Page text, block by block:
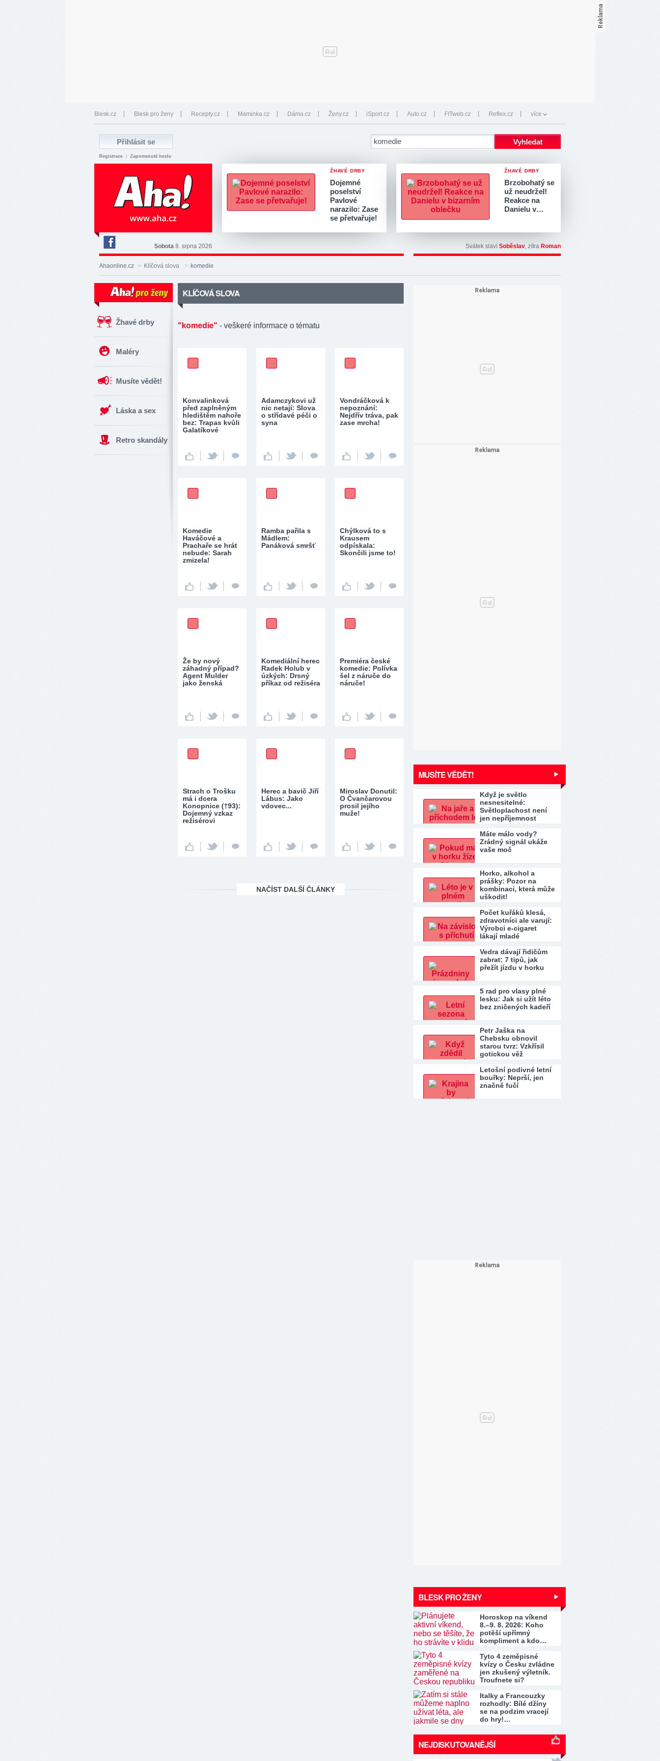
Blesk.cz Blesk pro ženy Recepty.cz Maminka.cz Dáma.cz Ženy.cz iSport.cz Auto.cz FITweb.cz Reflex.cz více
Registrace Zapomenuté heslo
ŽHAVÉ DRBY
Dojemné
poselství
Pavlové
narazilo: Zase
se přetvařuje!
ŽHAVÉ DRBY
Brzobohatý se
už neudržel!
Reakce na
Danielu v…
Deník
Aha!
na
Sobota 8. srpna 2026 Svátek slaví Soběslav, zítra Roman
Ahaonline.cz > Klíčová slova > komedie
Žhavé drby
Maléry
Musíte vědět!
Láska a sex
Retro skandály
KLÍČOVÁ SLOVA
"komedie" - veškeré informace o tématu
Konvalinková
před zaplněným
hledištěm nahoře
bez: Trapas kvůli
Galatíkové
Adamczykovi už
nic netají: Slova
o střídavé péči o
syna
Vondráčková k
nepoznání:
Nejdřív tráva, pak
zase mrcha!
Komedie
Haváčové a
Prachaře se hrát
nebude: Sarah
zmizela!
Ramba pařila s
Mádlem:
Panáková smršť
Chýlková to s
Krausem
odpískala:
Skončili jsme to!
Že by nový
záhadný případ?
Agent Mulder
jako ženská
Komediální herec
Radek Holub v
úzkých: Drsný
příkaz od režiséra
Premiéra české
komedie: Polívka
šel z náruče do
náruče!
Strach o Trošku
má i dcera
Konopnice (†93):
Dojemný vzkaz
režisérovi
Herec a bavič Jiří
Lábus: Jako
vdovec...
Miroslav Donutil:
O Čvančarovou
prosil jejího
muže!
NAČÍST DALŠÍ ČLÁNKY
MUSÍTE VĚDĚT!
Když je světlo
nesnesitelné:
Světloplachost není
jen nepříjemnost
Máte málo vody?
Zrádný signál ukáže
vaše moč
Horko, alkohol a
prášky: Pozor na
kombinaci, která může
uškodit!
Počet kuřáků klesá,
zdravotníci ale varují:
Výrobci e-cigaret
lákají mladé
Vedra dávají řidičům
zabrat: 7 tipů, jak
přežít jízdu v horku
5 rad pro vlasy plné
lesku: Jak si užít léto
bez zničených kadeří
Petr Jaška na
Chebsku obnovil
starou tvrz: Vzkřísil
gotickou věž
Letošní podivné letní
bouřky: Neprší, jen
značně fučí
BLESK PRO ŽENY
Horoskop na víkend
8.–9. 8. 2026: Koho
potěší upřímný
kompliment a kdo…
Tyto 4 zeměpisné
kvízy o Česku zvládne
jen zkušený výletník.
Troufnete si?
Italky a Francouzky
rozhodly: Bílé džíny
se na podzim vracejí
do hry!…
NEJDISKUTOVANĚJŠÍ